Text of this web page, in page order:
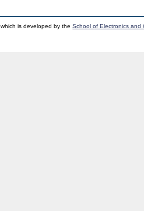
which is developed by theSchool of Electronics and